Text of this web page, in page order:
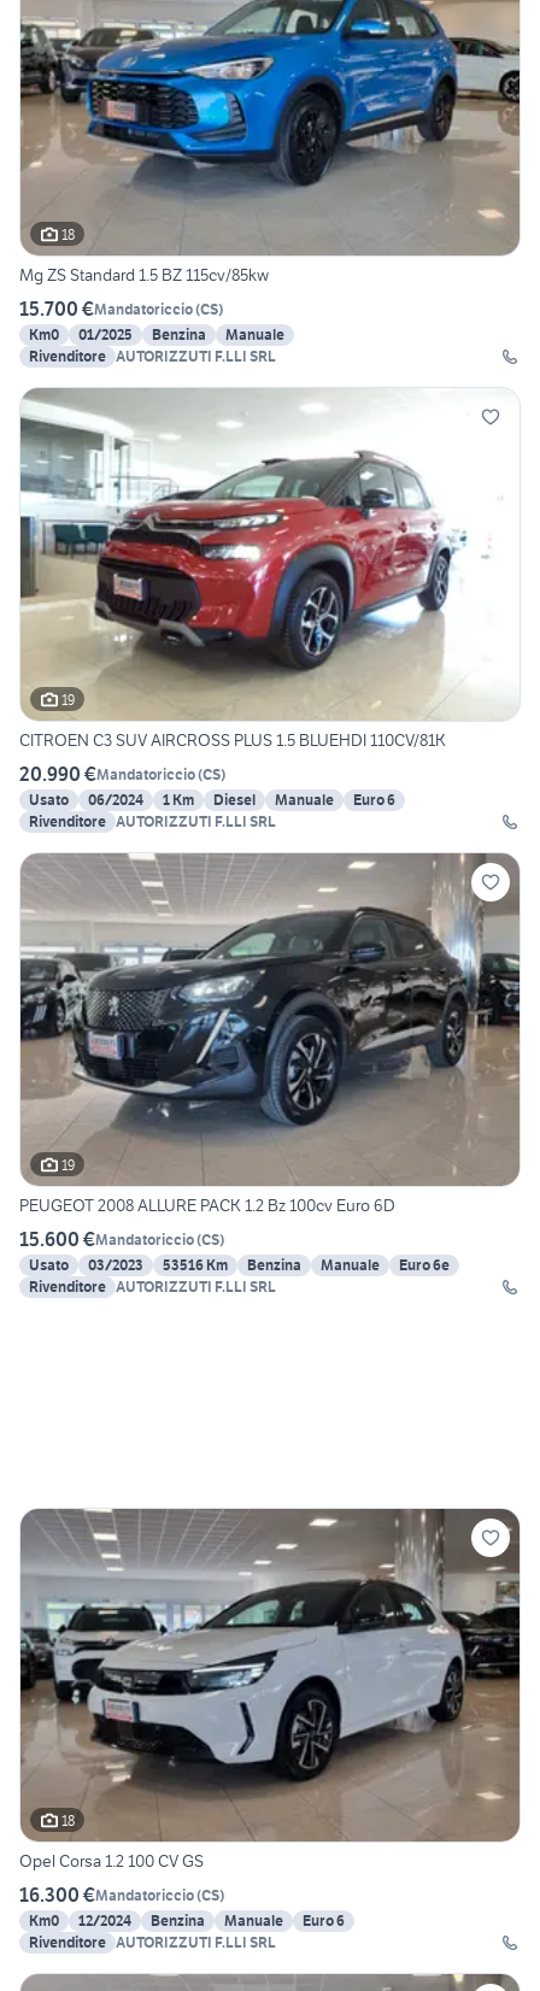
18
Mg ZS Standard 1.5 BZ 115cv/85kw
15.700 €Mandatoriccio(CS)
Km0
01/2025 Benzina
Manuale
Rivenditore AUTORIZZUTI F.LLI SRL
19
CITROEN C3 SUV AIRCROSS PLUS 1.5 BLUEHDI 110CV/81K
20.990 €Mandatoriccio(CS)
Usato
06/2024 1 Km Diesel Manuale
Euro 6
Rivenditore AUTORIZZUTI F.LLI SRL
19
PEUGEOT 2008 ALLURE PACK 1.2 Bz 100cv Euro 6D
15.600 €Mandatoriccio(CS)
Usato
03/2023 53516 Km Benzina Manuale
Euro 6e
Rivenditore AUTORIZZUTI F.LLI SRL
18
Opel Corsa 1.2 100 CV GS
16.300 €Mandatoriccio(CS)
Km0
12/2024 Benzina Manuale
Euro 6
Rivenditore AUTORIZZUTI F.LLI SRL